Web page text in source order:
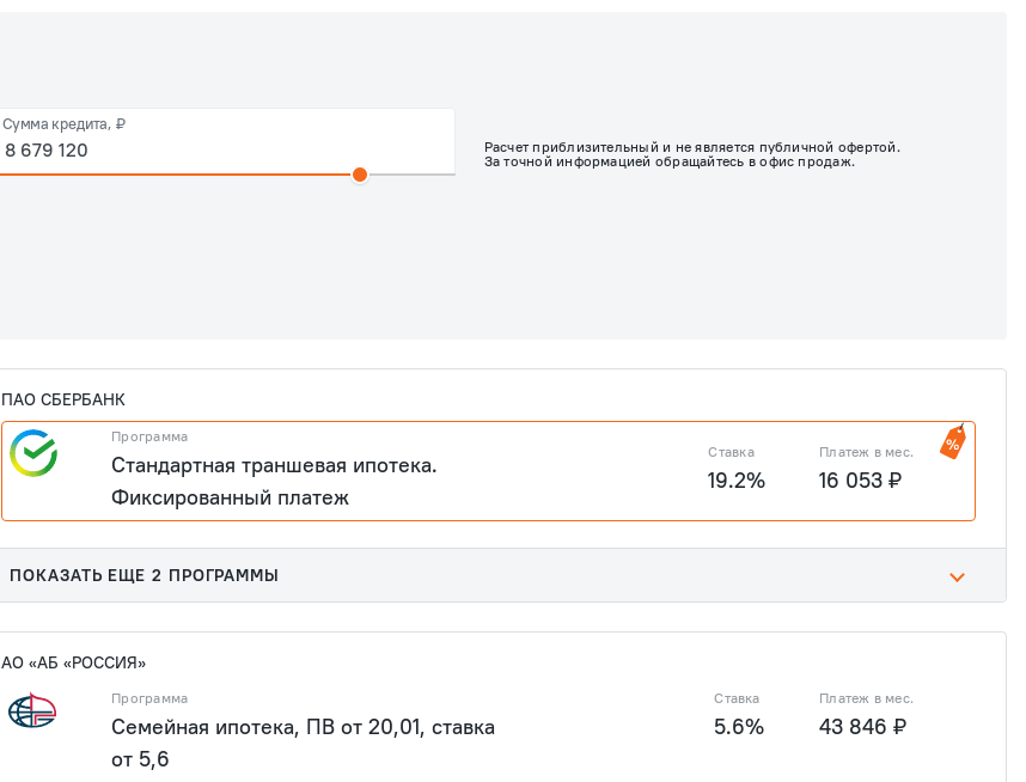
Сумма кредита, ₽
Расчет приблизительный и не является публичной офертой.
За точной информацией обращайтесь в офис продаж.
ПАО СБЕРБАНК
Программа
Стандартная траншевая ипотека.
Фиксированный платеж
19.2% 139 544 ₽
Ставка
19.2%
Платеж в мес.
16 053 ₽
ПОКАЗАТЬ ЕЩЕ 2 ПРОГРАММЫ
АО «АБ «РОССИЯ»
Программа
Семейная ипотека, ПВ от 20,01, ставка
от 5,6
Ставка
5.6%
Платеж в мес.
43 846 ₽